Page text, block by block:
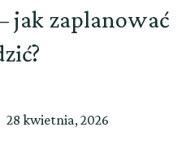
jak zaplanować
28 kwietnia, 2026